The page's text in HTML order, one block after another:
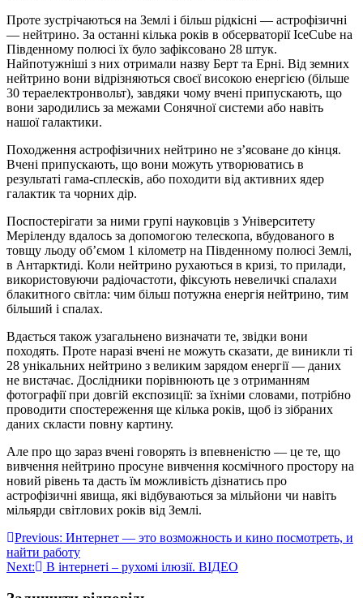
Проте зустрічаються на Землі і більш рідкісні — астрофізичні
— нейтрино. За останні кілька років в обсерваторії IceCube на
Південному полюсі їх було зафіксовано 28 штук.
Найпотужніші з них отримали назву Берт та Ерні. Від земних
нейтрино вони відрізняються своєї високою енергією (більше
30 тераелектронвольт), завдяки чому вчені припускають, що
вони зародились за межами Сонячної системи або навіть
нашої галактики.
Походження астрофізичних нейтрино не з’ясоване до кінця.
Вчені припускають, що вони можуть утворюватись в
результаті гама-сплесків, або походити від активних ядер
галактик та чорних дір.
Поспостерігати за ними групі науковців з Університету
Меріленду вдалось за допомогою телескопа, вбудованого в
товщу льоду об’ємом 1 кілометр на Південному полюсі Землі,
в Антарктиді. Коли нейтрино рухаються в кризі, то прилади,
використовуючи радіочастоти, фіксують невеличкі спалахи
блакитного світла: чим більш потужна енергія нейтрино, тим
більший і спалах.
Вдається також узагальнено визначати те, звідки вони
походять. Проте наразі вчені не можуть сказати, де виникли ті
28 унікальних нейтрино з великим зарядом енергії — даних
не вистачає. Дослідники порівнюють це з отриманням
фотографії при довгій експозиції: за їхніми словами, потрібно
проводити спостереження ще кілька років, щоб із зібраних
даних скласти повну картину.
Але про що зараз вчені говорять із впевненістю — це те, що
вивчення нейтрино просуне вивчення космічного простору на
новий рівень та дасть їм можливість дізнатись про
астрофізичні явища, які відбуваються за мільйони чи навіть
мільярди світлових років від Землі.
Навігація
записів
Previous: Интернет — это возможность и кино посмотреть, и
найти работу
Next:
В інтернеті – рухомі ілюзії. ВІДЕО